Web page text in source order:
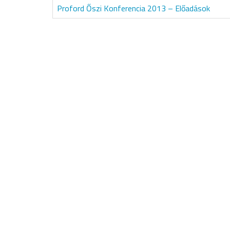
Proford Őszi Konferencia 2013 – Előadások